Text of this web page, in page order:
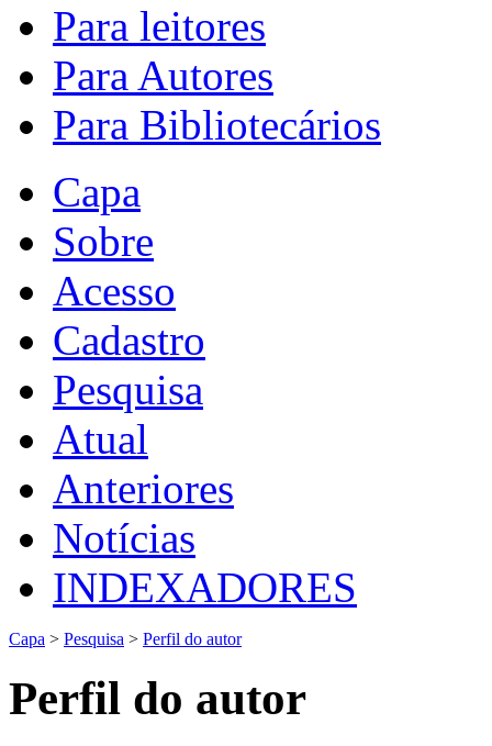
Para leitores
Para Autores
Para Bibliotecários
Capa
Sobre
Acesso
Cadastro
Pesquisa
Atual
Anteriores
Notícias
INDEXADORES
Capa > Pesquisa > Perfil do autor
Perfil do autor